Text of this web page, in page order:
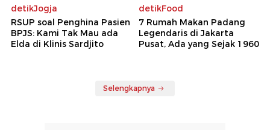
detikJogja
RSUP soal Penghina Pasien
BPJS: Kami Tak Mau ada
Elda di Klinis Sardjito
detikFood
7 Rumah Makan Padang
Legendaris di Jakarta
Pusat, Ada yang Sejak 1960
Selengkapnya